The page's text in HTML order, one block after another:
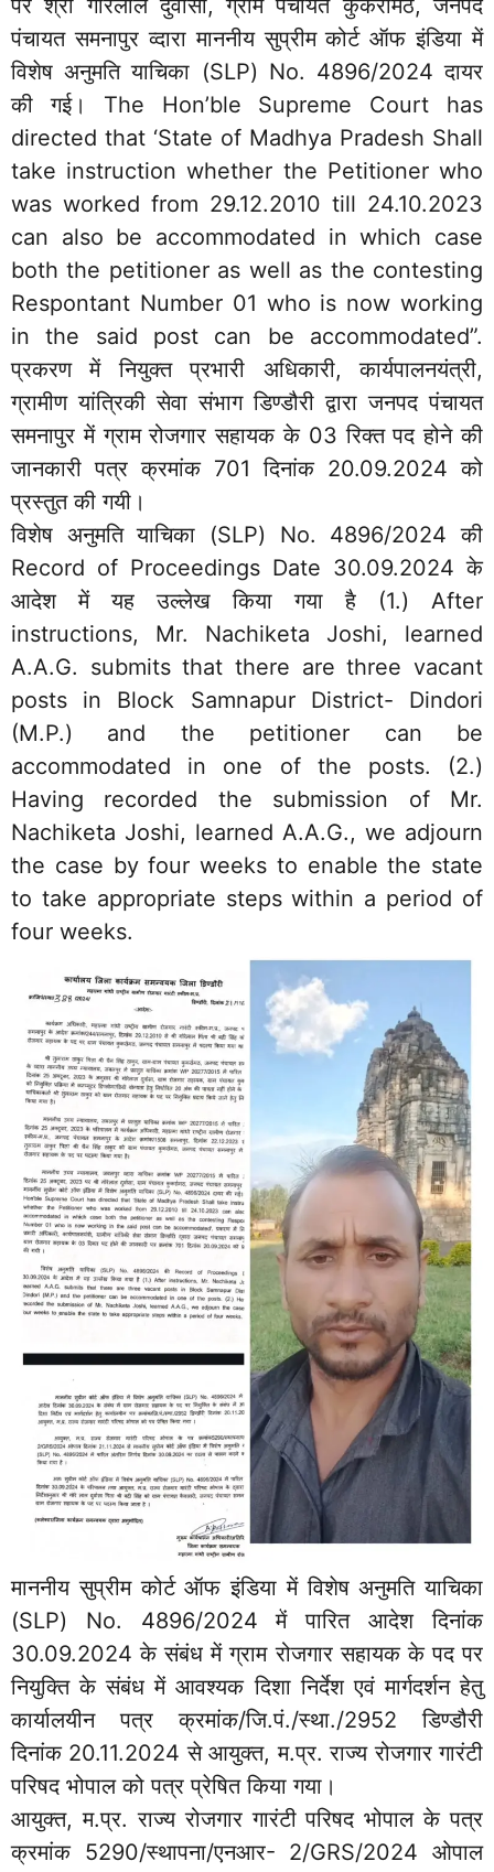
पर श्री गोरेलाल दुर्वासा, ग्राम पंचायत कुकर्रामठ, जनपद
पंचायत समनापुर व्दारा माननीय सुप्रीम कोर्ट ऑफ इंडिया में
विशेष अनुमति याचिका (SLP) No. 4896/2024 दायर
की गई। The Hon’ble Supreme Court has
directed that ‘State of Madhya Pradesh Shall
take instruction whether the Petitioner who
was worked from 29.12.2010 till 24.10.2023
can also be accommodated in which case
both the petitioner as well as the contesting
Respontant Number 01 who is now working
in the said post can be accommodated”.
प्रकरण में नियुक्त प्रभारी अधिकारी, कार्यपालनयंत्री,
ग्रामीण यांत्रिकी सेवा संभाग डिण्डौरी द्वारा जनपद पंचायत
समनापुर में ग्राम रोजगार सहायक के 03 रिक्त पद होने की
जानकारी पत्र क्रमांक 701 दिनांक 20.09.2024 को
प्रस्तुत की गयी।
विशेष अनुमति याचिका (SLP) No. 4896/2024 की
Record of Proceedings Date 30.09.2024 के
आदेश में यह उल्लेख किया गया है (1.) After
instructions, Mr. Nachiketa Joshi, learned
A.A.G. submits that there are three vacant
posts in Block Samnapur District- Dindori
(M.P.) and the petitioner can be
accommodated in one of the posts. (2.)
Having recorded the submission of Mr.
Nachiketa Joshi, learned A.A.G., we adjourn
the case by four weeks to enable the state
to take appropriate steps within a period of
four weeks.
माननीय सुप्रीम कोर्ट ऑफ इंडिया में विशेष अनुमति याचिका
(SLP) No. 4896/2024 में पारित आदेश दिनांक
30.09.2024 के संबंध में ग्राम रोजगार सहायक के पद पर
नियुक्ति के संबंध में आवश्यक दिशा निर्देश एवं मार्गदर्शन हेतु
कार्यालयीन पत्र क्रमांक/जि.पं./स्था./2952 डिण्डौरी
दिनांक 20.11.2024 से आयुक्त, म.प्र. राज्य रोजगार गारंटी
परिषद भोपाल को पत्र प्रेषित किया गया।
आयुक्त, म.प्र. राज्य रोजगार गारंटी परिषद भोपाल के पत्र
क्रमांक 5290/स्थापना/एनआर- 2/GRS/2024 ओपाल